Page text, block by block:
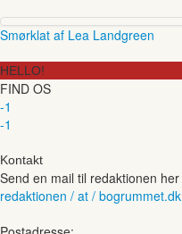
Smørklat af Lea Landgreen
HELLO!
FIND OS
-1
-1
Kontakt
Send en mail til redaktionen her
redaktionen / at / bogrummet.dk